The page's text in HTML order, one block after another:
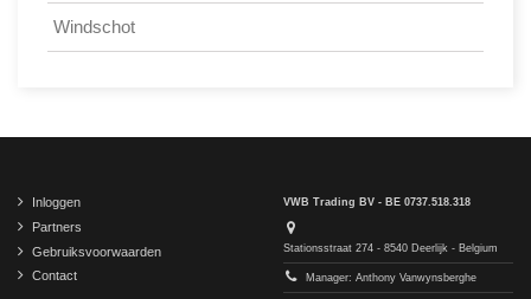
Windschot
Inloggen
Partners
Gebruiksvoorwaarden
Contact
VWB Trading BV - BE 0737.518.318
Stationsstraat 274 - 8540 Deerlijk - Belgium
Manager: Anthony Vanwynsberghe